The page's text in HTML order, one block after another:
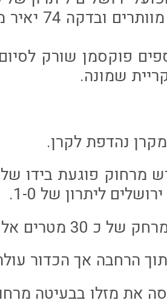
עירוני
פוקסמן שורק
מרחוק פוגעת בידו
ליתרון של 1-0.
את מזלו בבעיטה